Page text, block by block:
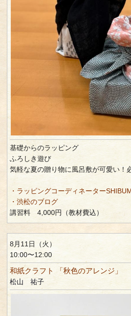
基礎からのラッピング
ふろしき遊び
気軽な夏の贈り物に風呂敷が可愛い！
・ラッピングコーディネーター
・渋松のブログ
講習料 4,000円（教材費込）
8月11日（火）
10:00〜12:00
和紙クラフト 「秋色のアレンジ」
松山 祐子